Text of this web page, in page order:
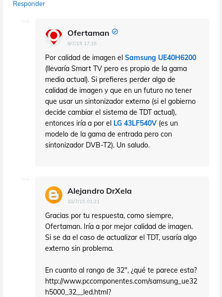
Responder
Ofertaman
9/7/15 17:16
Por calidad de imagen el Samsung UE40H6200
(llevaría Smart TV pero es propio de la gama
media actual). Si prefieres perder algo de
calidad de imagen y que en un futuro no tener
que usar un sintonizador externo (si el gobierno
decide cambiar el sistema de TDT actual),
entonces iría a por el LG 43LF540V (es un
modelo de la gama de entrada pero con
sintonizador DVB-T2). Un saludo.
Alejandro DrXela
10/7/15 01:21
Gracias por tu respuesta, como siempre,
Ofertaman. Iría a por mejor calidad de imagen.
Si se da el caso de actualizar el TDT, usaría algo
externo sin problema.
En cuanto al rango de 32", ¿qué te parece esta?
http://www.pccomponentes.com/samsung_ue32
h5000_32__led.html?